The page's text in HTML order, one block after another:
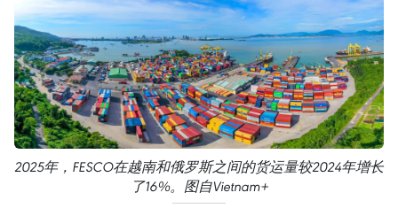
2025年，FESCO在越南和俄罗斯之间的货运量较2024年增长
了16%。图自Vietnam+